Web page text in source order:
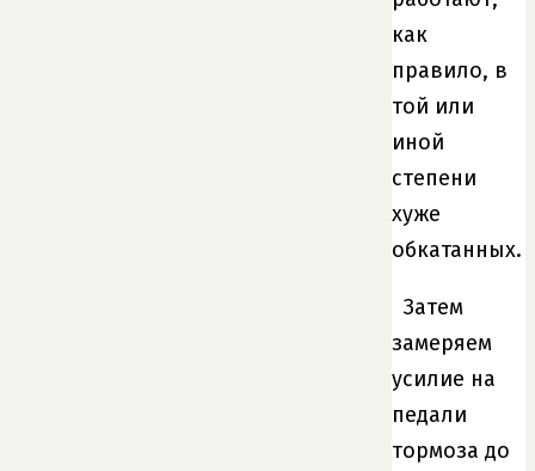
как
правило, в
той или
иной
степени
хуже
обкатанных.
Затем
замеряем
усилие на
педали
тормоза до